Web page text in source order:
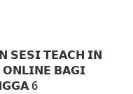
𝗦𝗘𝗦𝗜 𝗧𝗘𝗔𝗖𝗛 𝗜𝗡
𝗕𝗔𝗚𝗜
6